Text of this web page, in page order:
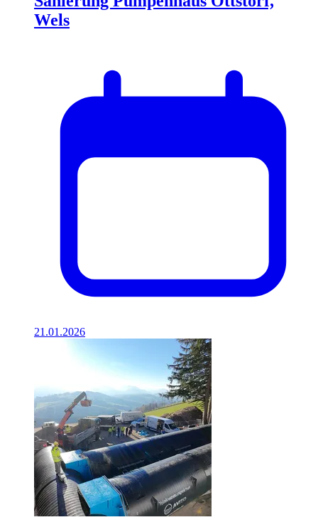
Wels
21.01.2026